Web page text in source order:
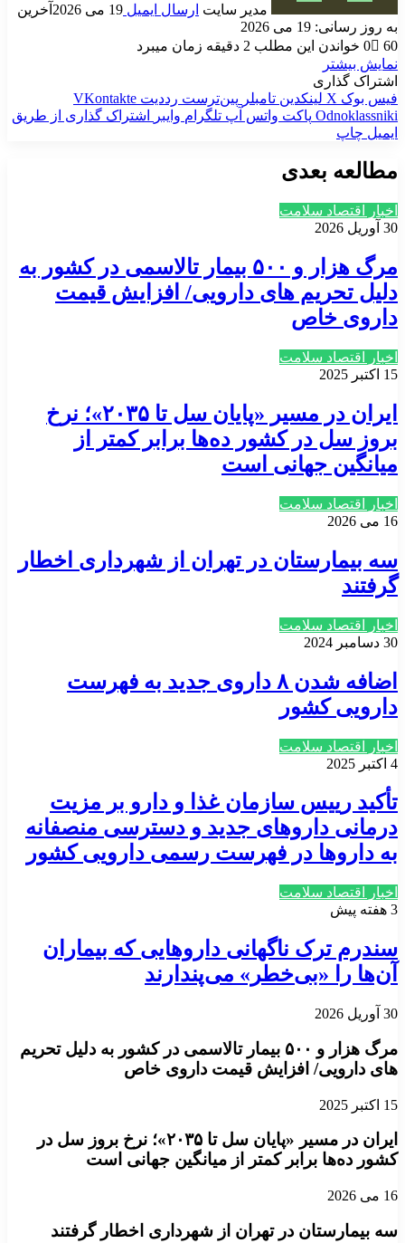
مدیر سایت ارسال ایمیل 19 می 2026
آخرین
به روز رسانی: 19 می 2026
0
60
خواندن این مطلب 2 دقیقه زمان میبرد
نمایش بیشتر
اشتراک گذاری
فیس بوک X لینکدین ‫تامبلر ‫پین‌ترست ‫رددیت ‫VKontakte
‫Odnoklassniki پاکت واتس آپ تلگرام وایبر
اشتراک گذاری از طریق
ایمیل چاپ
مطالعه بعدی
اخبار اقتصاد سلامت
30 آوریل 2026
مرگ هزار و ۵۰۰ بیمار تالاسمی در کشور به
دلیل تحریم های دارویی/ افزایش قیمت
داروی خاص
اخبار اقتصاد سلامت
15 اکتبر 2025
ایران در مسیر «پایان سل تا ۲۰۳۵»؛ نرخ
بروز سل در کشور ده‌ها برابر کمتر از
میانگین جهانی است
اخبار اقتصاد سلامت
16 می 2026
سه بیمارستان در تهران از شهرداری اخطار
گرفتند
اخبار اقتصاد سلامت
30 دسامبر 2024
اضافه شدن ۸ داروی جدید به فهرست
دارویی کشور
اخبار اقتصاد سلامت
4 اکتبر 2025
تأکید رییس سازمان غذا و دارو بر مزیت
درمانی داروهای جدید و دسترسی منصفانه
به داروها در فهرست رسمی دارویی کشور
اخبار اقتصاد سلامت
3 هفته پیش
سندرم ترک ناگهانی داروهایی که بیماران
آن‌ها را «بی‌خطر» می‌پندارند
30 آوریل 2026
مرگ هزار و ۵۰۰ بیمار تالاسمی در کشور به دلیل تحریم
های دارویی/ افزایش قیمت داروی خاص
15 اکتبر 2025
ایران در مسیر «پایان سل تا ۲۰۳۵»؛ نرخ بروز سل در
کشور ده‌ها برابر کمتر از میانگین جهانی است
16 می 2026
سه بیمارستان در تهران از شهرداری اخطار گرفتند